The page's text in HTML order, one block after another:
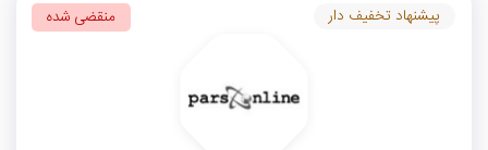
پیشنهاد تخفیف دار منقضی شده